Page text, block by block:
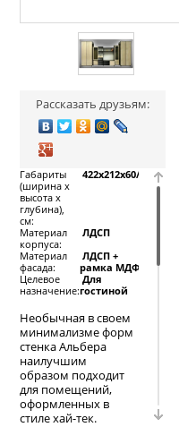
Рассказать друзьям:
Габариты
(ширина х
высота х
глубина),
см:
422x212x60/32
Материал
корпуса:
ЛДСП
Материал
фасада:
ЛДСП +
рамка МДФ
Целевое
назначение:
Для
гостиной
Необычная в своем
минимализме форм
стенка Альбера
наилучшим
образом подходит
для помещений,
оформленных в
стиле хай-тек.